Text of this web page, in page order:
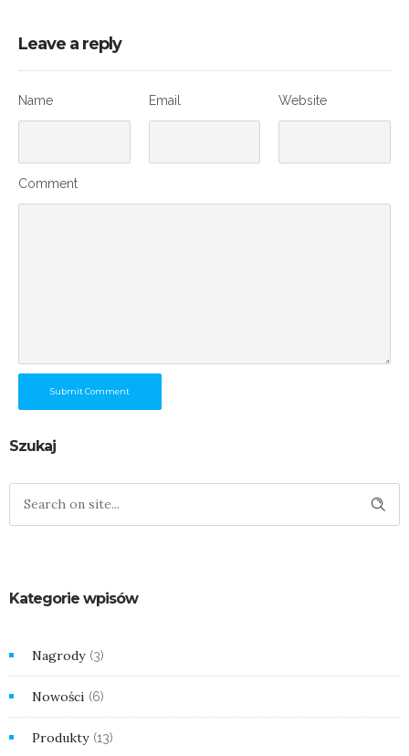
Leave a reply
Name Email Website
Comment
Submit Comment
Szukaj
Kategorie wpisów
Nagrody (3)
Nowości (6)
Produkty (13)